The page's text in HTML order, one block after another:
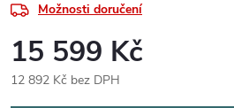
Možnosti doručení
15 599 Kč
12 892 Kč bez DPH